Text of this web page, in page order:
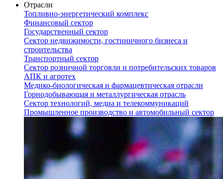
Отрасли
Топливно-энергетический комплекс
Финансовый сектор
Государственный сектор
Сектор недвижимости, гостиничного бизнеса и
строительства
Транспортный сектор
Сектор розничной торговли и потребительских товаров
АПК и агротех
Медико-биологическая и фармацевтическая отрасли
Горнодобывающая и металлургическая отрасль
Сектор технологий, медиа и телекоммуникаций
Промышленное производство и автомобильный сектор